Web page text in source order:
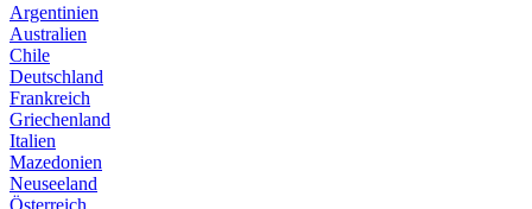
Argentinien
Australien
Chile
Deutschland
Frankreich
Griechenland
Italien
Mazedonien
Neuseeland
Österreich